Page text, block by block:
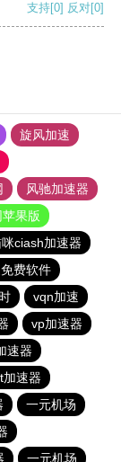
支持[0] 反对[0]
旋风加速
风驰加速器
果版
ciash加速器
费软件
vqn加速
vp加速器
速器
加速器
一元机场
一元机场